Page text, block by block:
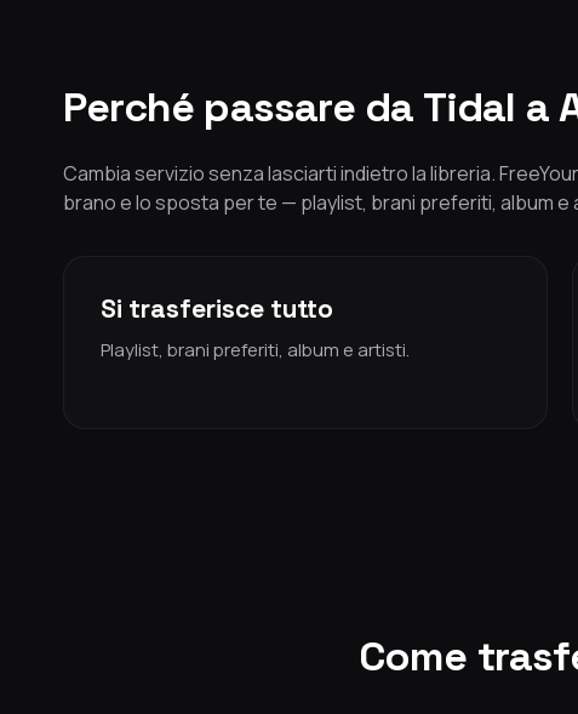
Perché passare da Tidal a
Cambia servizio senza lasciarti indietro la libreria.
brano e lo sposta per te — playlist, brani preferiti, album e
Si trasferisce tutto
Playlist, brani preferiti, album e artisti.
Come